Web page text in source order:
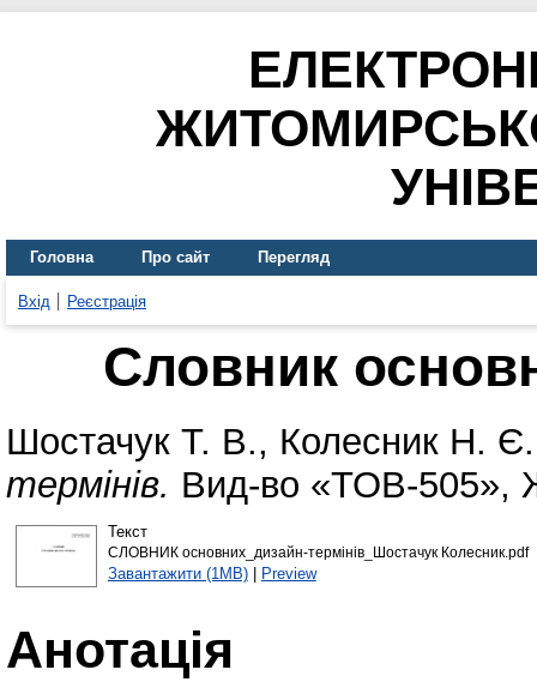
Головна Про сайт Перегляд
Вхід Реєстрація
Словник
Шостачук Т. В., Колесник Н. Є.
термінів. Вид-во «ТОВ-505»,
Текст
СЛОВНИК основних_дизайн-термінів_Шостачук Колесник.pdf
Завантажити (1MB)| Preview
Анотація